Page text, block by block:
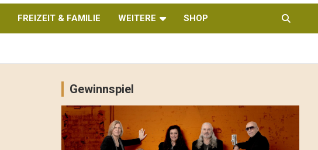
FREIZEIT & FAMILIE WEITERE SHOP
Gewinnspiel